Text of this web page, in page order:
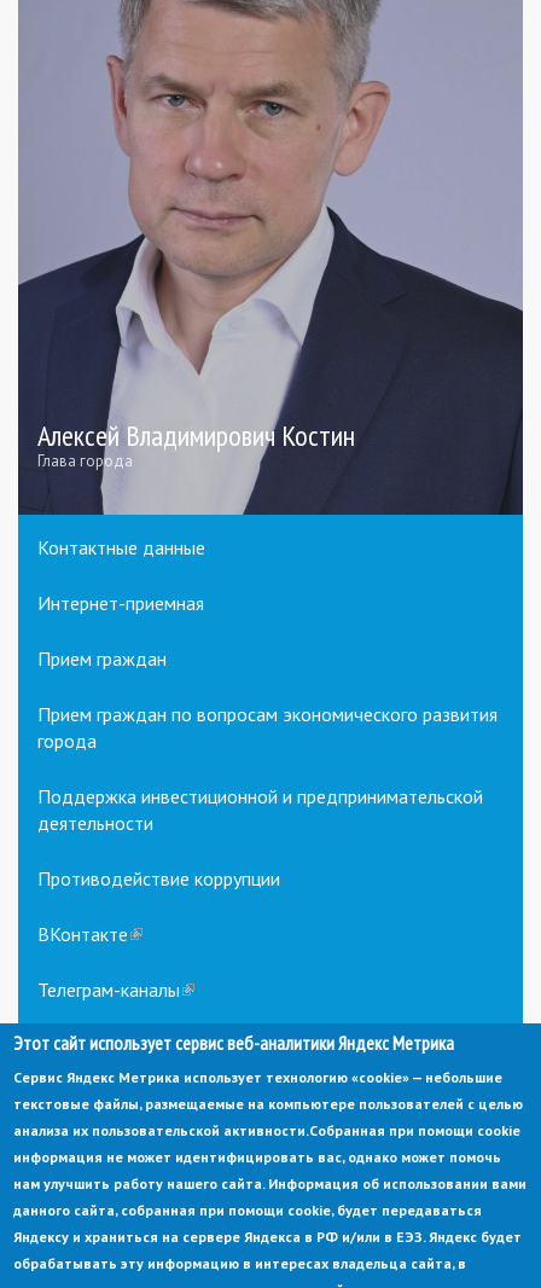
Алексей Владимирович Костин
Глава города
Контактные данные
Интернет-приемная
Прием граждан
Прием граждан по вопросам экономического развития
города
Поддержка инвестиционной и предпринимательской
деятельности
Противодействие коррупции
ВКонтакте(link
external)
Телеграм-каналы(link
external)
© Администрация города Заречный
Электронная почта:
adm@zarechny.zato.ru
sends
Этот сайт использует сервис веб-аналитики Яндекс Метрика
Сервис Яндекс Метрика использует технологию «cookie» — небольшие
текстовые файлы, размещаемые на компьютере пользователей с целью
анализа их пользовательской активности.Собранная при помощи cookie
информация не может идентифицировать вас, однако может помочь
нам улучшить работу нашего сайта. Информация об использовании вами
данного сайта, собранная при помощи cookie, будет передаваться
Яндексу и храниться на сервере Яндекса в РФ и/или в ЕЭЗ. Яндекс будет
обрабатывать эту информацию в интересах владельца сайта, в